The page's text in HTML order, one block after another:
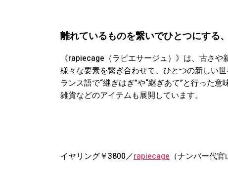
離れているものを繋いでひとつにする
《rapiecage（ラピエサージュ）》は、古さ
様々な要素を繋ぎ合わせて、ひとつの新しい
ランス語で“継ぎはぎ”や“継ぎあて”と行った
雑貨などのアイテムも展開しています。
イヤリング￥3800／rapiecage （ナンバー代官